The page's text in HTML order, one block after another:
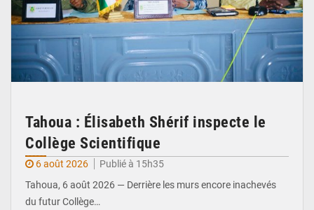
Tahoua : Élisabeth Shérif inspecte le
Collège Scientifique
6 août 2026
Publié à 15h35
Tahoua, 6 août 2026 — Derrière les murs encore inachevés
du futur Collège…